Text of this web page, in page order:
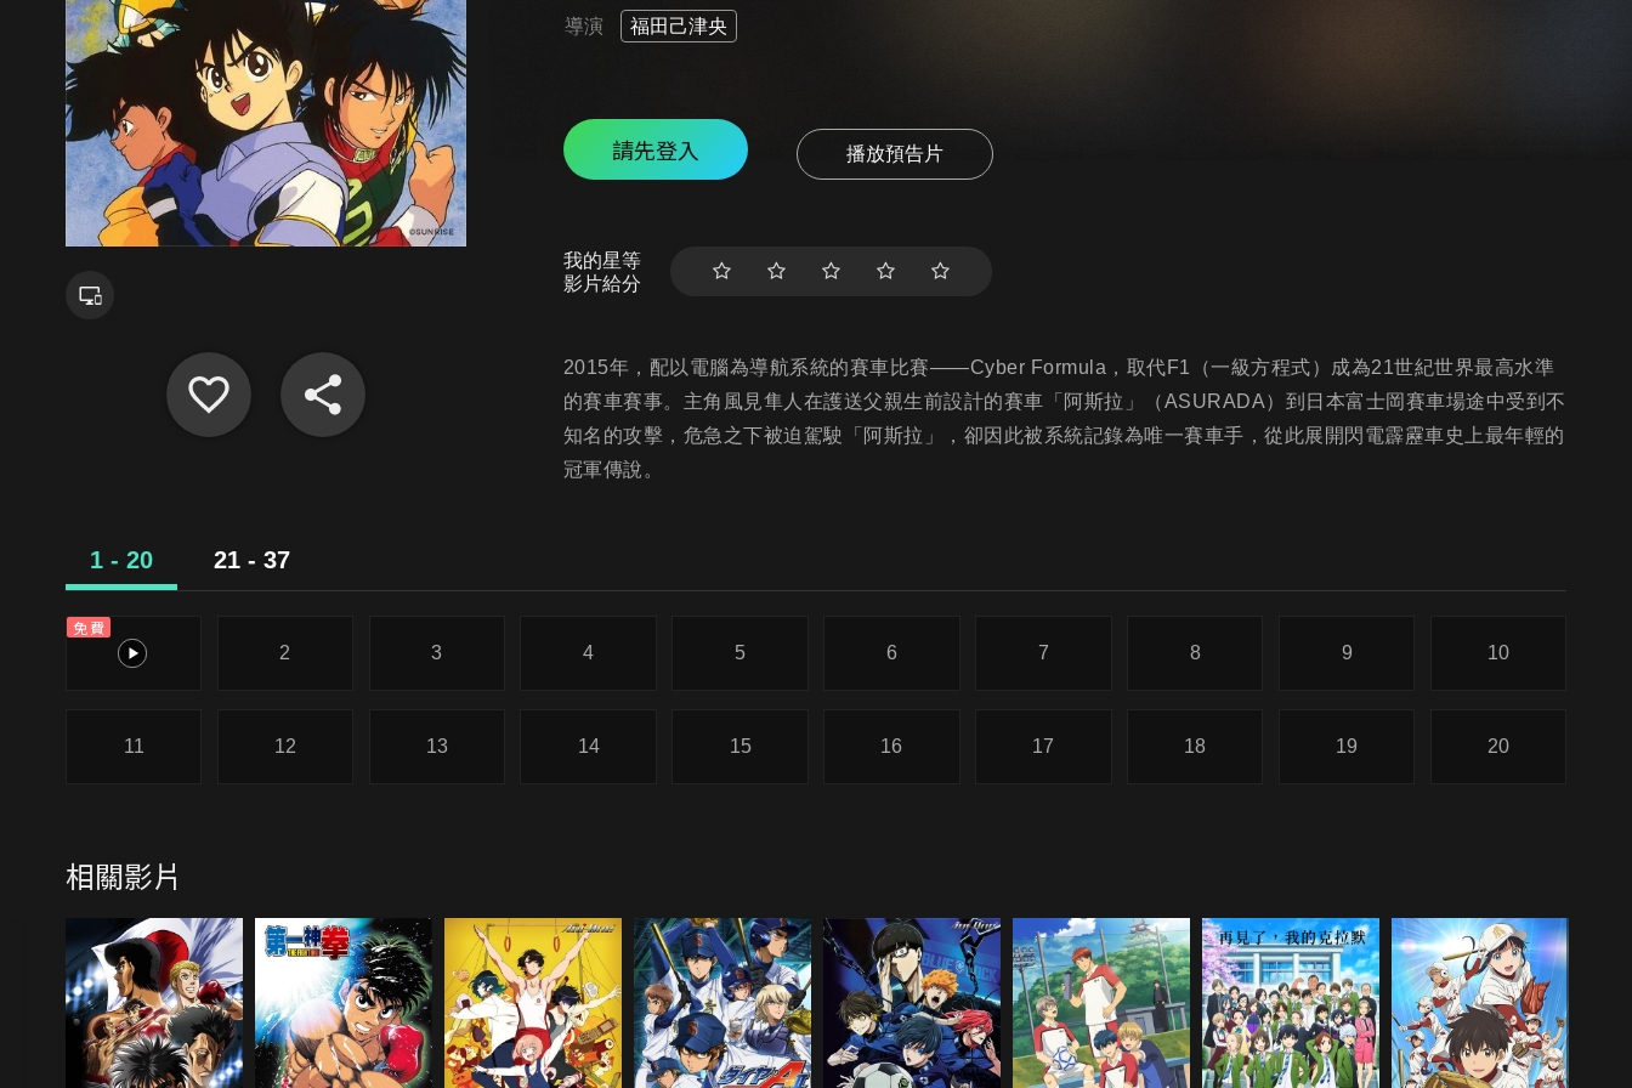
導演 福田己津央
請先登入 播放預告片
我的星等
影片給分
2015年，配以電腦為導航系統的賽車比賽——Cyber Formula，取代F1（一級方程式）成為21世紀世界最高水準
的賽車賽事。主角風見隼人在護送父親生前設計的賽車「阿斯拉」（ASURADA）到日本富士岡賽車場途中受到不
知名的攻擊，危急之下被迫駕駛「阿斯拉」，卻因此被系統記錄為唯一賽車手，從此展開閃電霹靂車史上最年輕的
冠軍傳說。
1 - 20 21 - 37
免費
1
2 3 4 5 6 7 8 9 10
11 12 13 14 15 16 17 18 19 20
相關影片